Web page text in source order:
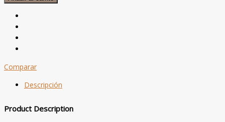
Antiadherente
cantidad
Comparar
Descripción
Product Description